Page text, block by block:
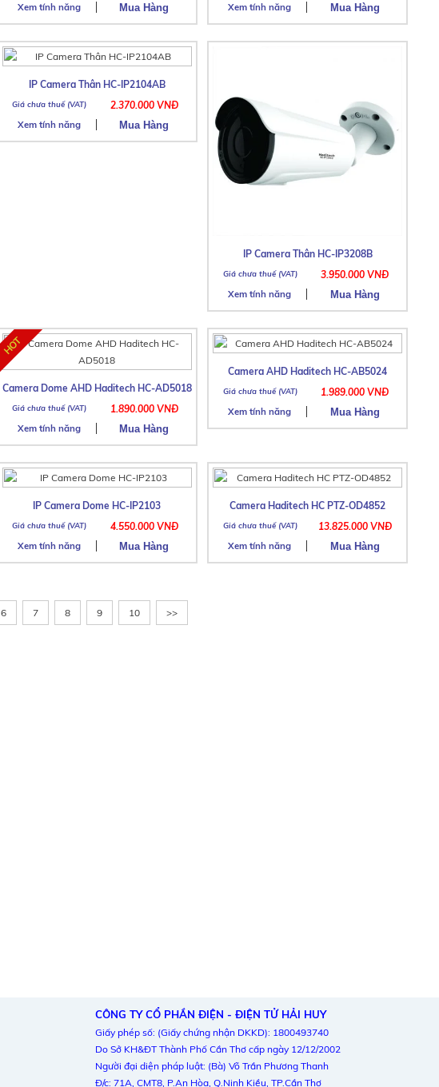
Xem tính năng Xem tính năng
IP Camera Thân HC-IP2104AB
2.370.000 VNĐ
Xem tính năng
IP Camera Thân HC-IP3208B
3.950.000 VNĐ
Xem tính năng
Camera Dome AHD Haditech HC-AD5018
1.890.000 VNĐ
Xem tính năng
Camera AHD Haditech HC-AB5024
1.989.000 VNĐ
Xem tính năng
IP Camera Dome HC-IP2103
4.550.000 VNĐ
Xem tính năng
Camera Haditech HC PTZ-OD4852
13.825.000 VNĐ
Xem tính năng
6 7 8 9 10 >>
CÔNG TY CỔ PHẦN ĐIỆN - ĐIỆN TỬ HẢI HUY
Giấy phép số: (Giấy chứng nhận DKKD): 1800493740
Do Sở KH&ĐT Thành Phố Cần Thơ cấp ngày 12/12/2002
Người đại diện pháp luật: (Bà) Võ Trần Phương Thanh
Đ/c: 71A, CMT8, P.An Hòa, Q.Ninh Kiều, TP.Cần Thơ